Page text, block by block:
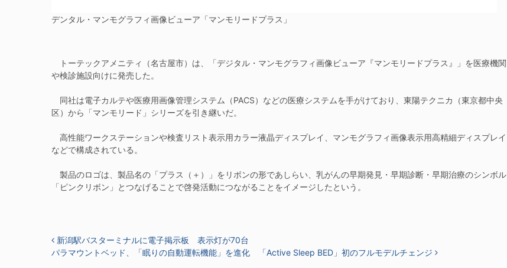
デンタル・マンモグラフィ画像ビューア「マンモリードプラス」
トーテックアメニティ（名古屋市）は、「デジタル・マンモグラフィ画像ビューア『マンモリードプラス』」を医療機関
や検診施設向けに発売した。
同社は電子カルテや医療用画像管理システム（PACS）などの医療システムを手がけており、東陽テクニカ（東京都中央
区）から「マンモリード」シリーズを引き継いだ。
高性能ワークステーションや検査リスト表示用カラー液晶ディスプレイ、マンモグラフィ画像表示用高精細ディスプレイ
などで構成されている。
製品のロゴは、製品名の「プラス（＋）」をリボンの形であしらい、乳がんの早期発見・早期診断・早期治療のシンボル
「ピンクリボン」とつなげることで啓発活動につながることをイメージしたという。
投稿ナビゲーション
新潟駅バスターミナルに電子掲示板 表示灯が70台
パラマウントベッド、「眠りの自動運転機能」を進化 「Active Sleep BED」初のフルモデルチェンジ